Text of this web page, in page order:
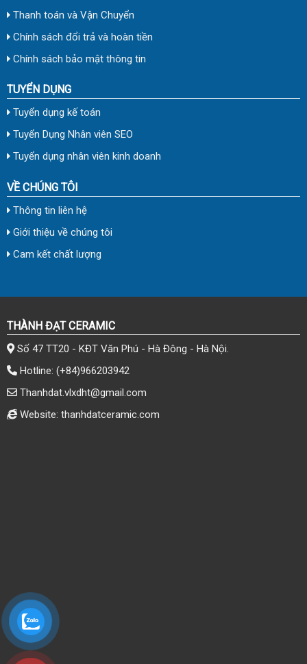
Thanh toán và Vận Chuyển
Chính sách đổi trả và hoàn tiền
Chính sách bảo mật thông tin
TUYỂN DỤNG
Tuyển dụng kế toán
Tuyển Dụng Nhân viên SEO
Tuyển dụng nhân viên kinh doanh
VỀ CHÚNG TÔI
Thông tin liên hệ
Giới thiệu về chúng tôi
Cam kết chất lượng
THÀNH ĐẠT CERAMIC
Số 47 TT20 - KĐT Văn Phú - Hà Đông - Hà Nội.
Hotline: (+84)966203942
Thanhdat.vlxdht@gmail.com
Website: thanhdatceramic.com